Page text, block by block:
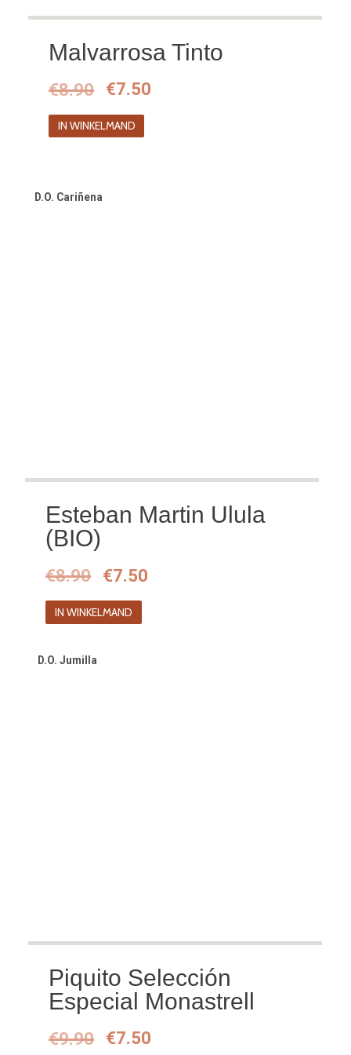
Malvarrosa Tinto
€8.90
Oorspronkelijke
prijs
was:
€7.50
IN WINKELMAND
D.O. Cariñena
Esteban Martin Ulula
(BIO)
€8.90
Oorspronkelijke
prijs
was:
€8.90.
€7.50
IN WINKELMAND
D.O. Jumilla
Piquito Selección
Especial Monastrell
€9.90
Oorspronkelijke
€7.50